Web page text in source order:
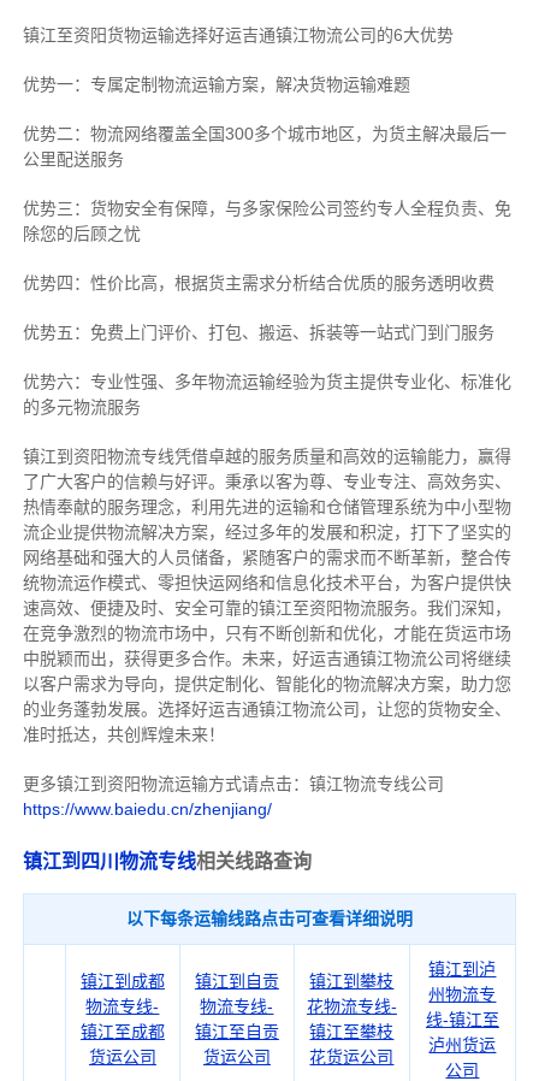
镇江至资阳货物运输选择好运吉通镇江物流公司的6大优势
优势一：专属定制物流运输方案，解决货物运输难题
优势二：物流网络覆盖全国300多个城市地区，为货主解决最后一
公里配送服务
优势三：货物安全有保障，与多家保险公司签约专人全程负责、免
除您的后顾之忧
优势四：性价比高，根据货主需求分析结合优质的服务透明收费
优势五：免费上门评价、打包、搬运、拆装等一站式门到门服务
优势六：专业性强、多年物流运输经验为货主提供专业化、标准化
的多元物流服务
镇江到资阳物流专线凭借卓越的服务质量和高效的运输能力，赢得
了广大客户的信赖与好评。 秉承以客为尊、专业专注、高效务实、
热情奉献的服务理念，利用先进的运输和仓储管理系统为中小型物
流企业提供物流解决方案，经过多年的发展和积淀，打下了坚实的
网络基础和强大的人员储备，紧随客户的需求而不断革新，整合传
统物流运作模式、零担快运网络和信息化技术平台，为客户提供快
速高效、便捷及时、安全可靠的镇江至资阳物流服务。 我们深知，
在竞争激烈的物流市场中，只有不断创新和优化，才能在货运市场
中脱颖而出，获得更多合作。 未来，好运吉通镇江物流公司将继续
以客户需求为导向，提供定制化、智能化的物流解决方案，助力您
的业务蓬勃发展。选择好运吉通镇江物流公司，让您的货物安全、
准时抵达，共创辉煌未来！
更多镇江到资阳物流运输方式请点击：镇江物流专线公司
https://www.baiedu.cn/zhenjiang/
镇江到四川物流专线相关线路查询
以下每条运输线路点击可查看详细说明
镇江到成都
物流专线-
镇江至成都
货运公司
镇江到自贡
物流专线-
镇江至自贡
货运公司
镇江到攀枝
花物流专线-
镇江至攀枝
花货运公司
镇江到泸
州物流专
线-镇江至
泸州货运
公司